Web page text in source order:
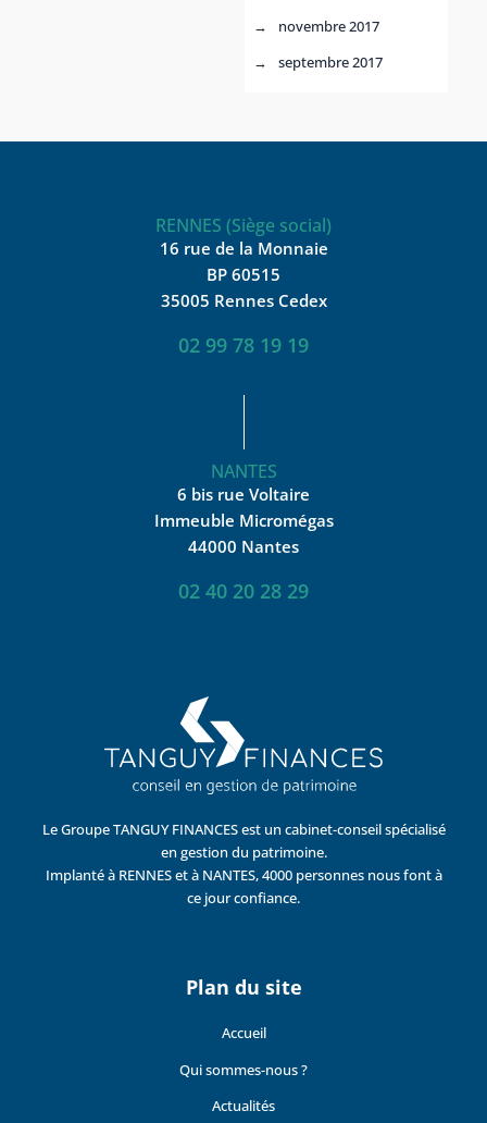
novembre 2017
septembre 2017
RENNES (Siège social)
16 rue de la Monnaie
BP 60515
35005 Rennes Cedex
02 99 78 19 19
NANTES
6 bis rue Voltaire
Immeuble Micromégas
44000 Nantes
02 40 20 28 29
Le Groupe TANGUY FINANCES est un cabinet-conseil spécialisé
en gestion du patrimoine.
Implanté à RENNES et à NANTES, 4000 personnes nous font à
ce jour confiance.
Plan du site
Accueil
Qui sommes-nous ?
Actualités